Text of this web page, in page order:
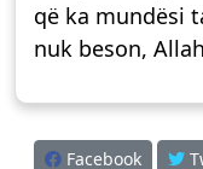
që ka mundësi
nuk beson,
Facebook